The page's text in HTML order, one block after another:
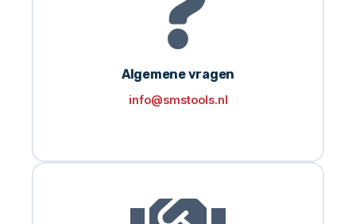
Algemene vragen
info@smstools.nl